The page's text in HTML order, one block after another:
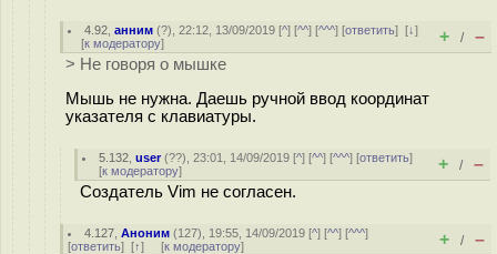
4.92 ,анним (?), 22:12, 13/09/2019 [^] [^^] [^^^] [ответить][↓]
[к модератору] + / –
> Не говоря о мышке
Мышь не нужна. Даешь ручной ввод координат
указателя с клавиатуры.
5.132 ,user(??), 23:01, 14/09/2019 [^] [^^] [^^^] [ответить]
[к модератору] + / –
Создатель Vim не согласен.
4.127 ,Аноним (127), 19:55, 14/09/2019 [^] [^^] [^^^]
[ответить] [↑] [к модератору] + / –